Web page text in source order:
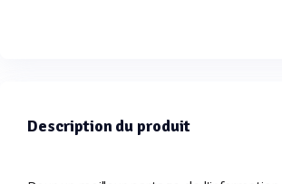
Description du produit